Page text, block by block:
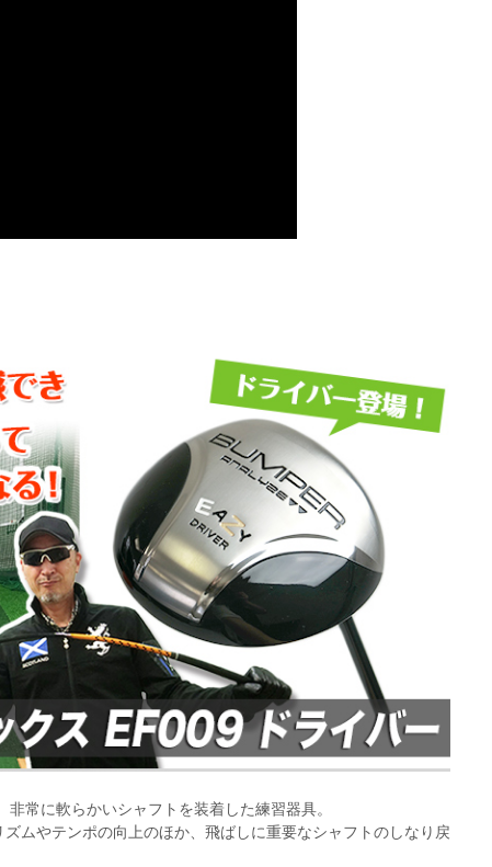
非常に軟らかいシャフトを装着した練習器具。
ムやテンポの向上のほか、飛ばしに重要なシャフトのしなり戻